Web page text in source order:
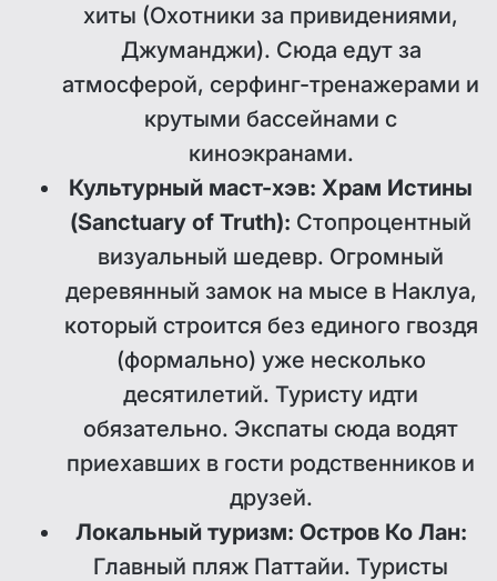
хиты (Охотники за привидениями,
Джуманджи). Сюда едут за
атмосферой, серфинг-тренажерами и
крутыми бассейнами с
киноэкранами.
Культурный маст-хэв: Храм Истины
(Sanctuary of Truth): Стопроцентный
визуальный шедевр. Огромный
деревянный замок на мысе в Наклуа,
который строится без единого гвоздя
(формально) уже несколько
десятилетий. Туристу идти
обязательно. Экспаты сюда водят
приехавших в гости родственников и
друзей.
Локальный туризм: Остров Ко Лан:
Главный пляж Паттайи. Туристы